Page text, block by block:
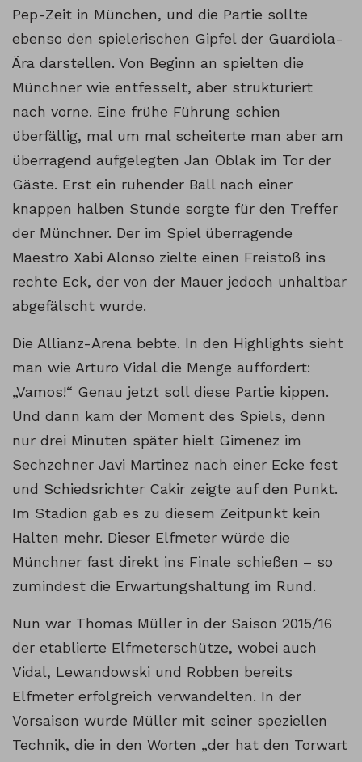
Pep-Zeit in München, und die Partie sollte
ebenso den spielerischen Gipfel der Guardiola-
Ära darstellen. Von Beginn an spielten die
Münchner wie entfesselt, aber strukturiert
nach vorne. Eine frühe Führung schien
überfällig, mal um mal scheiterte man aber am
überragend aufgelegten Jan Oblak im Tor der
Gäste. Erst ein ruhender Ball nach einer
knappen halben Stunde sorgte für den Treffer
der Münchner. Der im Spiel überragende
Maestro Xabi Alonso zielte einen Freistoß ins
rechte Eck, der von der Mauer jedoch unhaltbar
abgefälscht wurde.
Die Allianz-Arena bebte. In den Highlights sieht
man wie Arturo Vidal die Menge auffordert:
„Vamos!“ Genau jetzt soll diese Partie kippen.
Und dann kam der Moment des Spiels, denn
nur drei Minuten später hielt Gimenez im
Sechzehner Javi Martinez nach einer Ecke fest
und Schiedsrichter Cakir zeigte auf den Punkt.
Im Stadion gab es zu diesem Zeitpunkt kein
Halten mehr. Dieser Elfmeter würde die
Münchner fast direkt ins Finale schießen – so
zumindest die Erwartungshaltung im Rund.
Nun war Thomas Müller in der Saison 2015/16
der etablierte Elfmeterschütze, wobei auch
Vidal, Lewandowski und Robben bereits
Elfmeter erfolgreich verwandelten. In der
Vorsaison wurde Müller mit seiner speziellen
Technik, die in den Worten „der hat den Torwart